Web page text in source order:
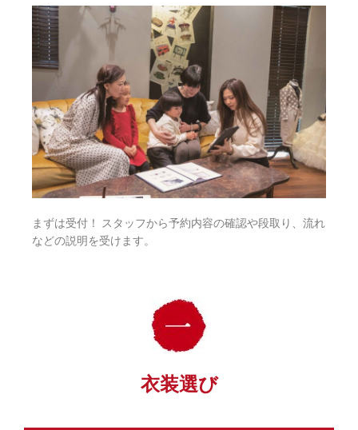
まずは受付！ スタッフから予約内容の確認や段取り、流れ
などの説明を受けます。
衣装選び